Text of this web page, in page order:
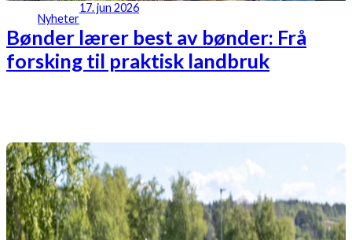
Nyheter
17. jun 2026
Bønder lærer best av bønder: Frå
forsking til praktisk landbruk